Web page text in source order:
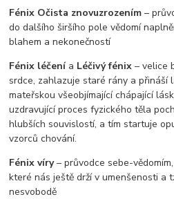
Fénix Očista znovuzrozením –
do dalšího širšího pole vědomí
blahem a nekonečností
Fénix léčení a Léčivý fénix – velice
srdce, zahlazuje staré rány a přináší
mateřskou všeobjímající chápající
uzdravující proces fyzického těla
hlubších souvislostí, a tím startuje
vzorců chování.
Fénix víry– průvodce sebe-
které nás ještě drží v umenšenosti a
nesvobodě